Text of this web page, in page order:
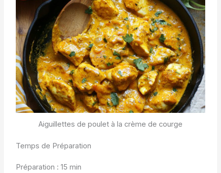
Aiguillettes de poulet à la crème de courge
Temps de Préparation
Préparation : 15 min